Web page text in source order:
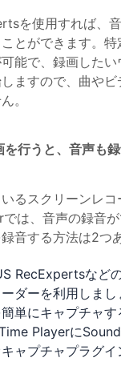
を使用すれば、
とができます。
能で、録画した
ますので、曲や
。
行うと、音声も
るスクリーンレコ
は、音声の録音
音する方法は2つ
などの
ダーを利用しまし
単にキャプチャす
Playerに
ャプチャプラグ